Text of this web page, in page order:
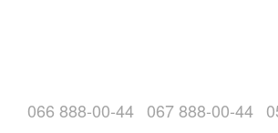
066 888-00-44 067 888-00-44